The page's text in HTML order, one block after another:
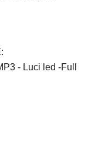
- Luci led -Full